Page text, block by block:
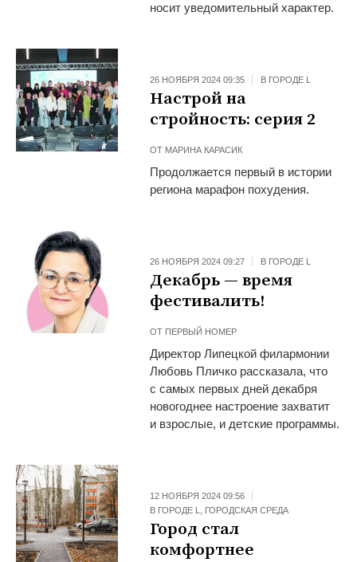
носит уведомительный характер.
26 НОЯБРЯ 2024 09:35 В ГОРОДЕ L
Настрой на
стройность: серия 2
ОТ МАРИНА КАРАСИК
Продолжается первый в истории
региона марафон похудения.
26 НОЯБРЯ 2024 09:27 В ГОРОДЕ L
Декабрь — время
фестивалить!
ОТ ПЕРВЫЙ НОМЕР
Директор Липецкой филармонии
Любовь Пличко рассказала, что
с самых первых дней декабря
новогоднее настроение захватит
и взрослые, и детские программы.
12 НОЯБРЯ 2024 09:56
В ГОРОДЕ L, ГОРОДСКАЯ СРЕДА
Город стал
комфортнее